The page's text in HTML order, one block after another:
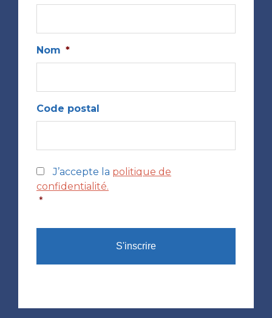
Nom *
Code postal
*
J’accepte la politique de
confidentialité.
*